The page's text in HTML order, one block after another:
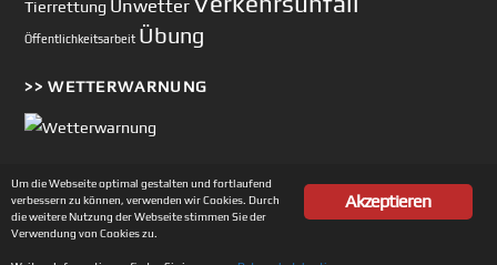
Tierrettung Unwetter
Öffentlichkeitsarbeit Übung
>> WETTERWARNUNG
Copyright © 2002-2026 Feuerwehr Unterhaching
Akzeptieren
Um die Webseite optimal gestalten und fortlaufend
verbessern zu können, verwenden wir Cookies. Durch
die weitere Nutzung der Webseite stimmen Sie der
Verwendung von Cookies zu.